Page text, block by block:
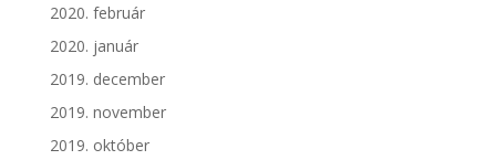
2020. február
2020. január
2019. december
2019. november
2019. október